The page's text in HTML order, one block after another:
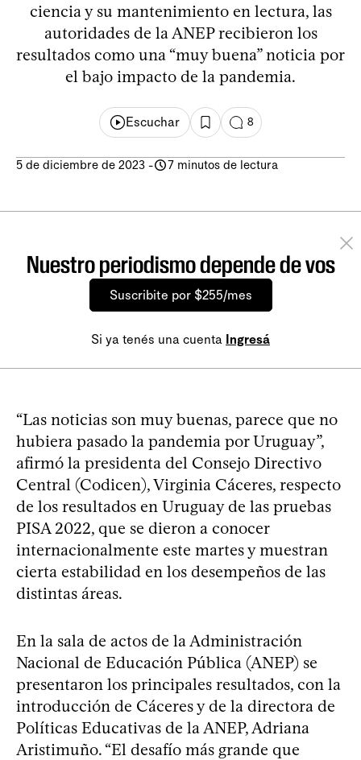
ciencia y su mantenimiento en lectura, las
autoridades de la ANEP recibieron los
resultados como una “muy buena” noticia por
el bajo impacto de la pandemia.
Escuchar 8
5 de diciembre de 2023 - 7 minutos de lectura
Nuestro periodismo depende de vos
Suscribite por $255/mes
Si ya tenés una cuenta Ingresá
“Las noticias son muy buenas, parece que no
hubiera pasado la pandemia por Uruguay”,
afirmó la presidenta del Consejo Directivo
Central (Codicen), Virginia Cáceres, respecto
de los resultados en Uruguay de las pruebas
PISA 2022, que se dieron a conocer
internacionalmente este martes y muestran
cierta estabilidad en los desempeños de las
distintas áreas.
En la sala de actos de la Administración
Nacional de Educación Pública (ANEP) se
presentaron los principales resultados, con la
introducción de Cáceres y de la directora de
Políticas Educativas de la ANEP, Adriana
Aristimuño. “El desafío más grande que